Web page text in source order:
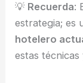
💡 Recuerda:
estrategia; es
hotelero
estas